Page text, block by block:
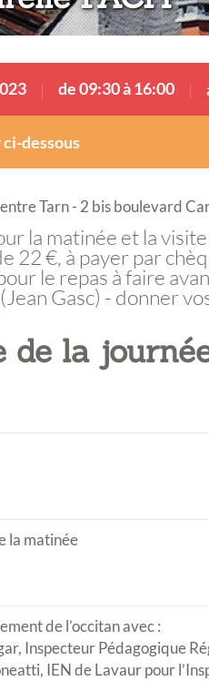
de 09:30 à 16:00
dessous
Tarn - 2 bis boulevard
la matinée et la
22 €, à payer par
le repas à faire
Gasc) - donner
de la
la matinée
de l’occitan avec :
Inspecteur Pédagogique
IEN de Lavaur pour
Exposition